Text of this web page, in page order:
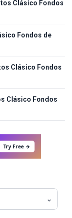
Clásico Fondos
Fondos de
Clásico Fondos
Clásico Fondos
Try Free →